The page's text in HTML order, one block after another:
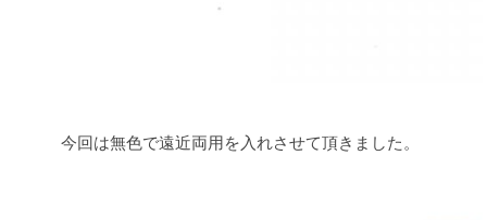
今回は無色で遠近両用を入れさせて頂きました。